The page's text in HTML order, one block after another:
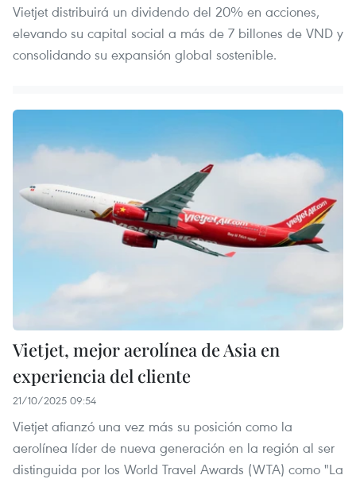
Vietjet distribuirá un dividendo del 20% en acciones,
elevando su capital social a más de 7 billones de VND y
consolidando su expansión global sostenible.
Vietjet, mejor aerolínea de Asia en
experiencia del cliente
21/10/2025 09:54
Vietjet afianzó una vez más su posición como la
aerolínea líder de nueva generación en la región al ser
distinguida por los World Travel Awards (WTA) como "La